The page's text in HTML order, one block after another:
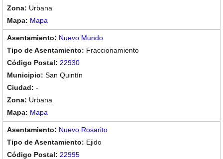
Urbana
Mapa
Nuevo Mundo
Fraccionamiento
22930
San Quintín
-
Urbana
Mapa
Nuevo Rosarito
Ejido
22995